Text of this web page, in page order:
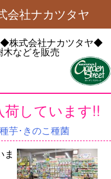
会社ナカツタヤ
◆株式会社ナカツタヤ◆
木などを販売
荷しています!!
芋･きのこ種菌
ま